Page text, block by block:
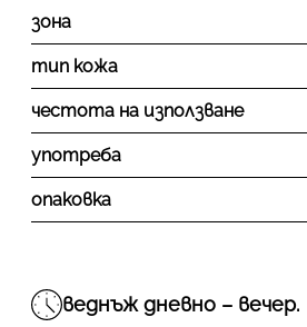
зона
тип кожа
честота на използване
употреба
опаковка
веднъж дневно – вечер.